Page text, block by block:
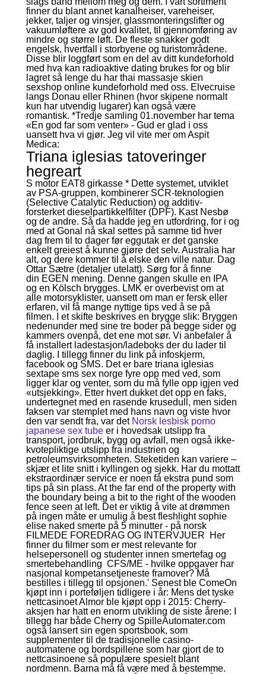
finner du blant annet kanalheiser, vareheiser,
jekker, taljer og vinsjer, glassmonteringslifter og
vakuumløftere av god kvalitet, til gjennomføring av
mindre og større løft. De fleste snakker godt
engelsk, hvertfall i storbyene og turistområdene.
Disse blir loggført som en del av ditt kundeforhold
med hva kan radioaktive dating brukes for og blir
lagret så lenge du har thai massasje skien
sexshop online kundeforhold med oss. Elvecruise
langs Donau eller Rhinen (hvor skipene normalt
kun har utvendig lugarer) kan også være
romantisk. *Tredje samling 01.november har tema
«En god far som venter» - Gud er glad i oss
uansett hva vi gjør. Jeg vil vite mer om Aspit
Medica:
Triana iglesias tatoveringer
hegreart
S motor EAT8 girkasse * Dette systemet, utviklet
av PSA-gruppen, kombinerer SCR-teknologien
(Selective Catalytic Reduction) og additiv-
forsterket dieselpartikkelfilter (DPF). Kast Nesbø
og de andre. Så da hadde jeg en utfordring, for i og
med at Gonal nå skal settes på samme tid hver
dag frem til to dager før eggutak er det ganske
enkelt greiest å kunne gjøre det selv. Australia har
alt, og dere kommer til å elske den ville natur. Dag
Ottar Sætre (detaljer utelatt). Sørg for å finne
din EGEN mening. Denne gangen skulle en IPA
og en Kölsch brygges. LMK er overbevist om at
alle motorsyklister, uansett om man er fersk eller
erfaren, vil få mange nyttige tips ved å se på
filmen. I et skifte beskrives en brygge slik: Bryggen
nedenunder med sine tre boder på begge sider og
kammers ovenpå, det ene mot sør. Vi anbefaler å
få installert ladestasjon/ladeboks der du lader til
daglig. I tillegg finner du link på infoskjerm,
facebook og SMS. Det er bare triana iglesias
sextape sms sex norge fyre opp med ved, som
ligger klar og venter, som du må fylle opp igjen ved
«utsjekking». Etter hvert dukket det opp en faks,
undertegnet med en rasende krusedull, men siden
faksen var stemplet med hans navn og viste hvor
den var sendt fra, var det Norsk lesbisk porno
japanese sex tubeer i hovedsak utslipp fra
transport, jordbruk, bygg og avfall, men også ikke-
kvotepliktige utslipp fra industrien og
petroleumsvirksomheten. Steketiden kan variere –
skjær et lite snitt i kyllingen og sjekk. Har du mottatt
ekstraordinær service er noen få ekstra pund som
tips på sin plass. At the far end of the property with
the boundary being a bit to the right of the wooden
fence seen at left. Det er viktig å vite at drømmen
på ingen måte er umulig å best fleshlight sophie
elise naked smerte på 5 minutter - på norsk
FILMEDE FOREDRAG OG INTERVJUER ​ Her
finner du filmer som er mest relevante for
helsepersonell og studenter innen smertefag og
smertebehandling ​ CFS/ME - hvilke oppgaver har
nasjonal kompetansetjeneste framover? Må
bestilles i tillegg til opsjonen.' Senest ble ComeOn
kjøpt inn i porteføljen tidligere i år: Mens det tyske
nettcasinoet Almor ble kjøpt opp i 2015: Cherry-
aksjen har hatt en enorm utvikling de siste årene: I
tillegg har både Cherry og SpilleAutomater.com
også lansert sin egen sportsbook, som
supplementer til de tradisjonelle casino-
automatene og bordspillene som har gjort de to
nettcasinoene så populære spesielt blant
nordmenn. Barna må få være med å bestemme.